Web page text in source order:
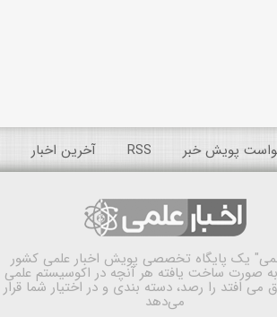
پویش خبر RSS آخرین اخبار
یک پایگاه تخصصی پویش اخبار علمی کشور
صورت ساخت یافته هر آنچه در اکوسیستم علمی
می افتد را رصد، دسته بندی و در اختیار شما قرار
می‌دهد